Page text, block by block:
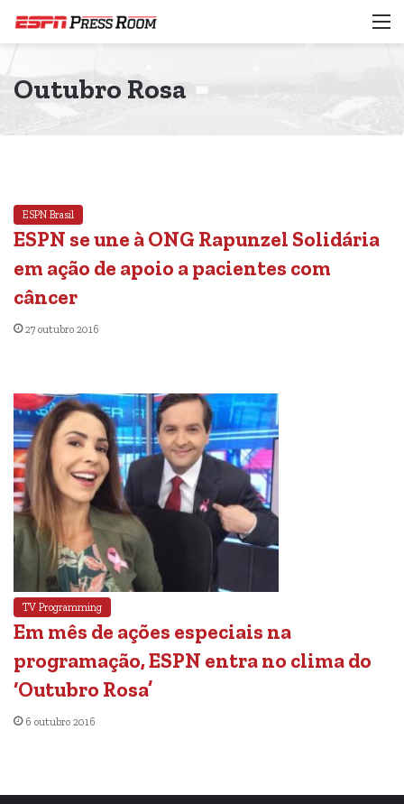
Outubro Rosa
ESPN Brasil
ESPN se une à ONG Rapunzel Solidária
em ação de apoio a pacientes com
câncer
27 outubro 2016
TV Programming
Em mês de ações especiais na
programação, ESPN entra no clima do
‘Outubro Rosa’
6 outubro 2016